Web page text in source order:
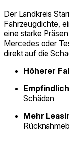
Der Landkreis
Fahrzeugdichte,
eine starke
Mercedes oder
direkt auf die
Höherer
Schäden
Mehr